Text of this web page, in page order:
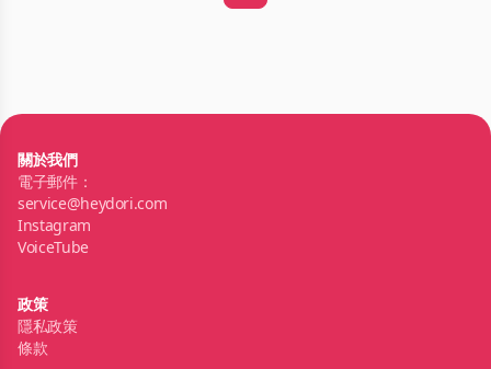
關於我們
電子郵件：
service@heydori.com
Instagram
VoiceTube
政策
隱私政策
條款